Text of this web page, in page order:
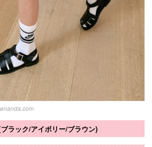
ラック/アイボリー/ブラウン)